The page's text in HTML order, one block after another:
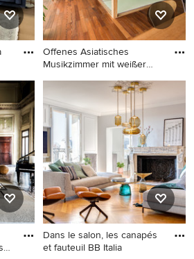
Paris
Offenes Asiatisches
Musikzimmer mit weißer
Offenes Asiatisches
Musikzimmer mit weißer
Wandfarbe, braunem
Holzboden und grünem
Boden in Sonstige
Dans le salon, les canapés
et fauteuil BB Italia